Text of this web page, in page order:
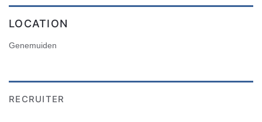
LOCATION
Genemuiden
RECRUITER